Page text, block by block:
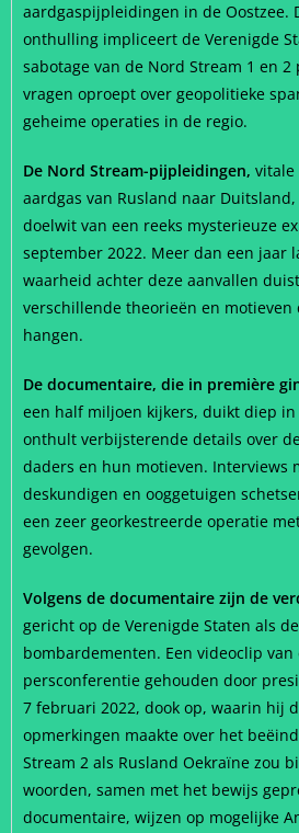
aardgaspijpleidingen in de Oostzee.
onthulling impliceert de Verenigde
sabotage van de Nord Stream 1 en
vragen oproept over geopolitieke
geheime operaties in de regio.
De Nord Stream-pijpleidingen, vitale
aardgas van Rusland naar
doelwit van een reeks mysterieuze
september 2022. Meer dan een jaar
waarheid achter deze aanvallen
verschillende theorieën en
hangen.
De documentaire, die in première
een half miljoen kijkers, duikt diep in
onthult verbijsterende details over
daders en hun motieven. Interviews
deskundigen en ooggetuigen
een zeer georkestreerde operatie
gevolgen.
Volgens de documentaire zijn de
gericht op de Verenigde Staten als
bombardementen. Een videoclip van
persconferentie gehouden door
7 februari 2022, dook op, waarin hij
opmerkingen maakte over het
Stream 2 als Rusland Oekraïne zou
woorden, samen met het bewijs
documentaire, wijzen op mogelijke